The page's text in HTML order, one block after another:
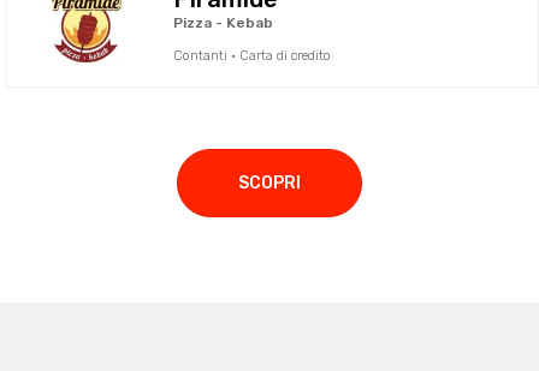
Pizza - Kebab
Contanti · Carta di credito
SCOPRI